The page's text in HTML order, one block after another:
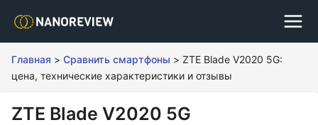
Главная > Сравнить смартфоны > ZTE Blade V2020 5G:
цена, технические характеристики и отзывы
ZTE Blade V2020 5G